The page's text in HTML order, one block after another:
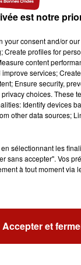
aussi le Tagada
avec 5G de
est notre
consent and/or
profiles for
content
services;
Ensure security,
choices. These
Identify devices
other data sources;
sélectionnant les
sans accepter". Vos
à tout moment via
Accepter et